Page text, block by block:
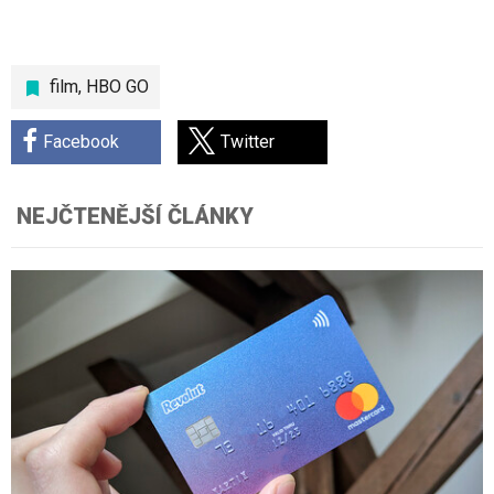
film, HBO GO
Facebook Twitter
NEJČTENĚJŠÍ ČLÁNKY